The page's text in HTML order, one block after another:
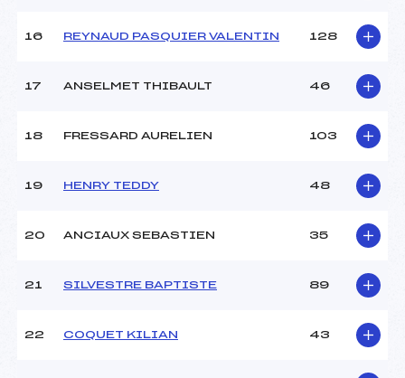
Ben+Min
16 REYNAUD PASQUIER VALENTIN 128
17 ANSELMET THIBAULT 46
18 FRESSARD AURELIEN 103
19 HENRY TEDDY 48
20 ANCIAUX SEBASTIEN 35
21 SILVESTRE BAPTISTE 89
22 COQUET KILIAN 43